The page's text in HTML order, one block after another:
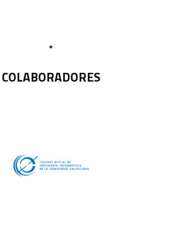
COLABORADORES